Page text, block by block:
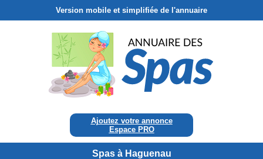
Version mobile et simplifiée de l'annuaire
Ajoutez votre annonce
Espace PRO
Spas à Haguenau